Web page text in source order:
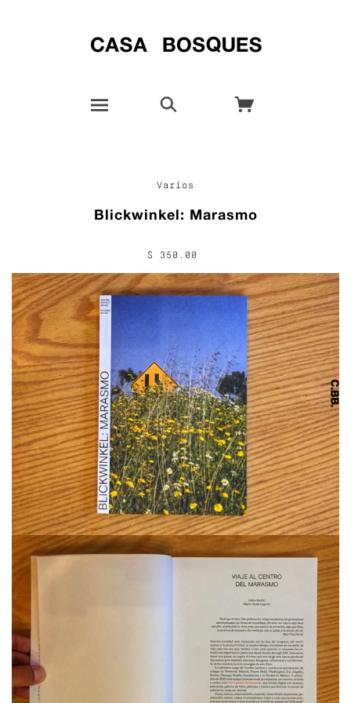
Varios
Blickwinkel: Marasmo
$ 350.00